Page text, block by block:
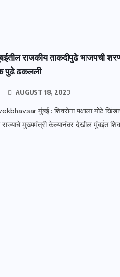
राजकीय ताकदीपुढे भाजपची
पुढे ढकलली
AUGUST 18, 2023
मुंबई : शिवसेना पक्षाला मोठे
राज्याचे मुख्यमंत्री केल्यानंतर देखील मुंबईत